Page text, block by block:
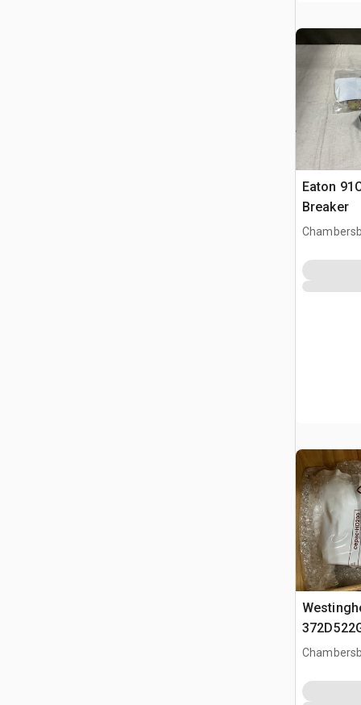
Eaton
Breaker
Circuit